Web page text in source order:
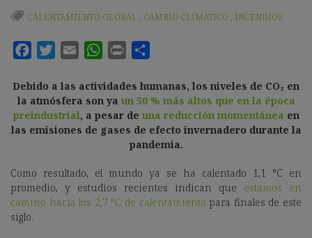
CALENTAMIENTO GLOBAL , CAMBIO CLIMATICO , INCENDIOS
Debido a las actividades humanas, los niveles de CO₂ en
la atmósfera son ya un 50 % más altos que en la época
preindustrial, a pesar de una reducción momentánea en
las emisiones de gases de efecto invernadero durante la
pandemia.
Como resultado, el mundo ya se ha calentado 1,1 °C en
promedio, y estudios recientes indican que
estamos en
camino hacia los 2,7 °C de calentamiento para finales de este
siglo.